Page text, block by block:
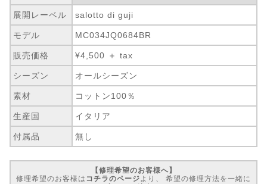
展開レーベル salotto di guji
モデル MC034JQ0684BR
販売価格 ¥4,500 ＋ tax
シーズン オールシーズン
素材 コットン100％
生産国 イタリア
付属品 無し
【修理希望のお客様へ】
修理希望のお客様は コチラのページ より、 希望の修理方法を一緒に